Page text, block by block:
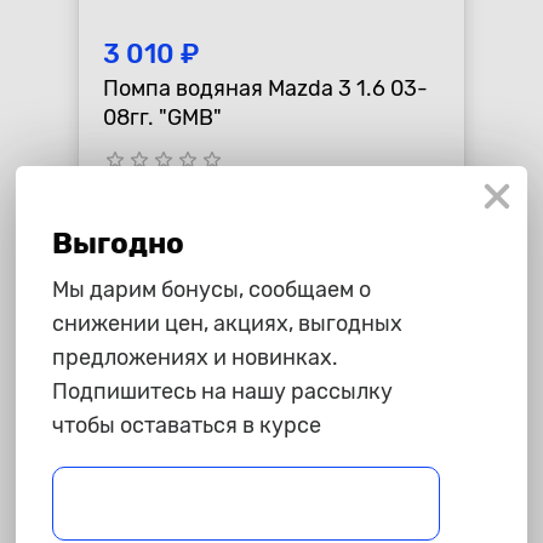
3 010 ₽
Помпа водяная Mazda 3 1.6 03-
08гг. "GMB"
star_border star_border star_border star_border star_border
Выгодно
Мы дарим бонусы, сообщаем о
снижении цен, акциях, выгодных
предложениях и новинках.
Подпишитесь на нашу рассылку
чтобы оставаться в курсе